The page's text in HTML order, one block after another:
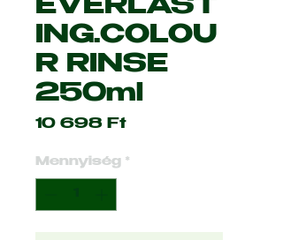
EVERLAST
ING.COLOU
R RINSE
250ml
10 698 FtÁr
Mennyiség *